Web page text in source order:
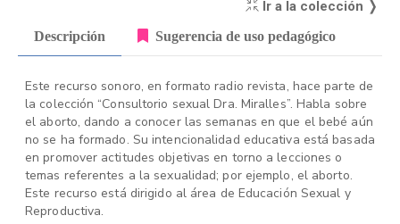
Ir a la colección ❭
Descripción Sugerencia de uso pedagógico
Este recurso sonoro, en formato radio revista, hace parte de
la colección “Consultorio sexual Dra. Miralles”. Habla sobre
el aborto, dando a conocer las semanas en que el bebé aún
no se ha formado. Su intencionalidad educativa está basada
en promover actitudes objetivas en torno a lecciones o
temas referentes a la sexualidad; por ejemplo, el aborto.
Este recurso está dirigido al área de Educación Sexual y
Reproductiva.